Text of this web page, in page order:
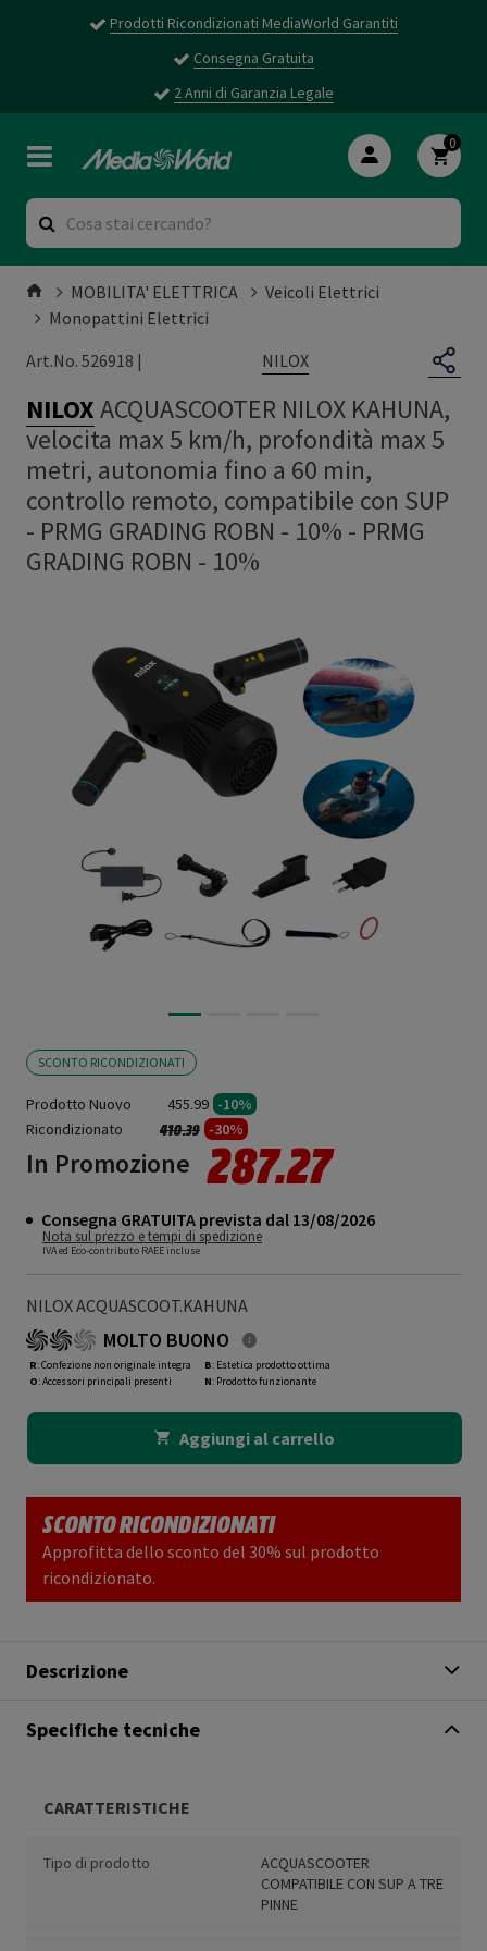
Prodotti Ricondizionati MediaWorld Garantiti
Consegna Gratuita
2 Anni di Garanzia Legale
0
MOBILITA' ELETTRICA
Veicoli Elettrici
Monopattini Elettrici
Art.No. 526918 |
NILOX
NILOXACQUASCOOTER NILOX KAHUNA,
velocita max 5 km/h, profondità max 5
metri, autonomia fino a 60 min,
controllo remoto, compatibile con SUP
- PRMG GRADING ROBN - 10% - PRMG
GRADING ROBN - 10%
SCONTO RICONDIZIONATI
Prodotto Nuovo 455.99 -10%
Ricondizionato
Prezzo ridotto da
410.39a -30%
In Promozione 287.27
Consegna GRATUITA prevista dal 13/08/2026
Nota sul prezzo e tempi di spedizione
IVA ed Eco-contributo RAEE incluse
NILOX ACQUASCOOT.KAHUNA
MOLTO BUONO
R: Confezione non originale integra
O: Accessori principali presenti
B: Estetica prodotto ottima
N: Prodotto funzionante
Aggiungi al carrello
SCONTO RICONDIZIONATI
Approfitta dello sconto del 30% sul prodotto
ricondizionato.
Descrizione
Specifiche tecniche
CARATTERISTICHE
Tipo di prodotto
ACQUASCOOTER
COMPATIBILE CON SUP A TRE
PINNE